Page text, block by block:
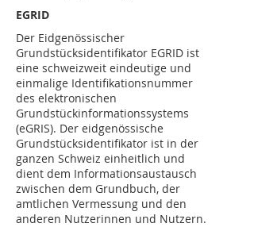
EGRID
Der Eidgenössischer
Grundstücksidentifikator EGRID ist
eine schweizweit eindeutige und
einmalige Identifikationsnummer
des elektronischen
Grundstückinformationssystems
(eGRIS). Der eidgenössische
Grundstücksidentifikator ist in der
ganzen Schweiz einheitlich und
dient dem Informationsaustausch
zwischen dem Grundbuch, der
amtlichen Vermessung und den
anderen Nutzerinnen und Nutzern.